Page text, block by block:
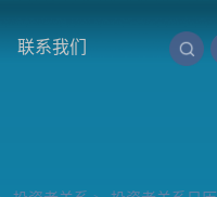
联系我们